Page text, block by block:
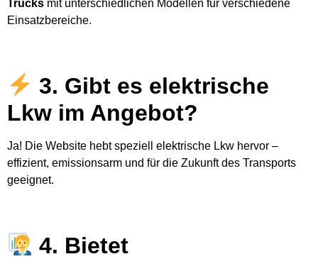
Trucks mit unterschiedlichen Modellen für verschiedene
Einsatzbereiche.
3. Gibt es elektrische
Lkw im Angebot?
Ja! Die Website hebt speziell elektrische Lkw hervor –
effizient, emissionsarm und für die Zukunft des Transports
geeignet.
4. Bietet